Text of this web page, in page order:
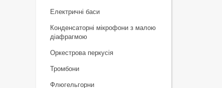
Електричні баси
Конденсаторні мікрофони з малою
діафрагмою
Оркестрова перкусія
Тромбони
Флюгельгорни